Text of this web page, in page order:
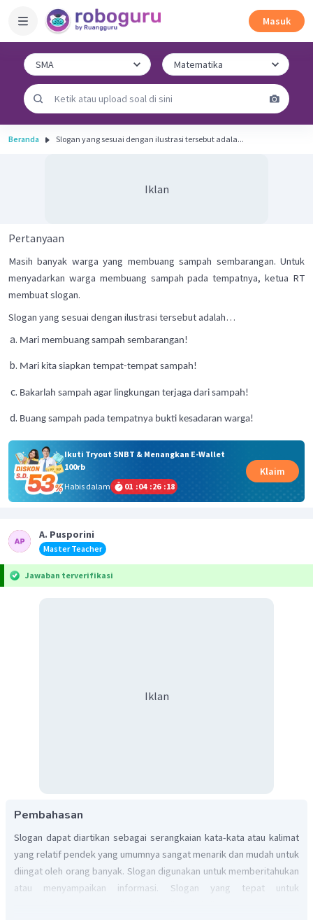
Masuk
Beranda Slogan yang sesuai dengan ilustrasi tersebut adala...
Iklan
Pertanyaan
Masih banyak warga yang membuang sampah sembarangan. Untuk
menyadarkan warga membuang sampah pada tempatnya, ketua RT
membuat slogan.
Slogan yang sesuai dengan ilustrasi tersebut adalah…
Mari membuang sampah sembarangan!
Mari kita siapkan tempat-tempat sampah!
Bakarlah sampah agar lingkungan terjaga dari sampah!
Buang sampah pada tempatnya bukti kesadaran warga!
Ikuti Tryout SNBT & Menangkan E-Wallet
100rb
Habis dalam
01 :04 :26 :18
Klaim
A. Pusporini
Master Teacher
Jawaban terverifikasi
Iklan
Pembahasan
Slogan dapat diartikan sebagai serangkaian kata-kata atau kalimat
yang relatif pendek yang umumnya sangat menarik dan mudah untuk
diingat oleh orang banyak. Slogan digunakan untuk memberitahukan
atau menyampaikan informasi. Slogan yang tepat untuk